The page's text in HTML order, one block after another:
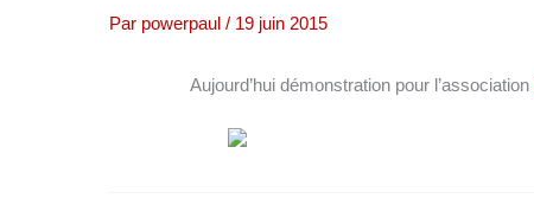
Par powerpaul / 19 juin 2015
Aujourd’hui démonstration pour l’association